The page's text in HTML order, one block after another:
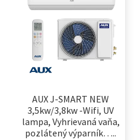
AUX J-SMART NEW
3,5kw/3,8kw -Wifi, UV
lampa, Vyhrievaná vaňa,
pozlátený výparník…..